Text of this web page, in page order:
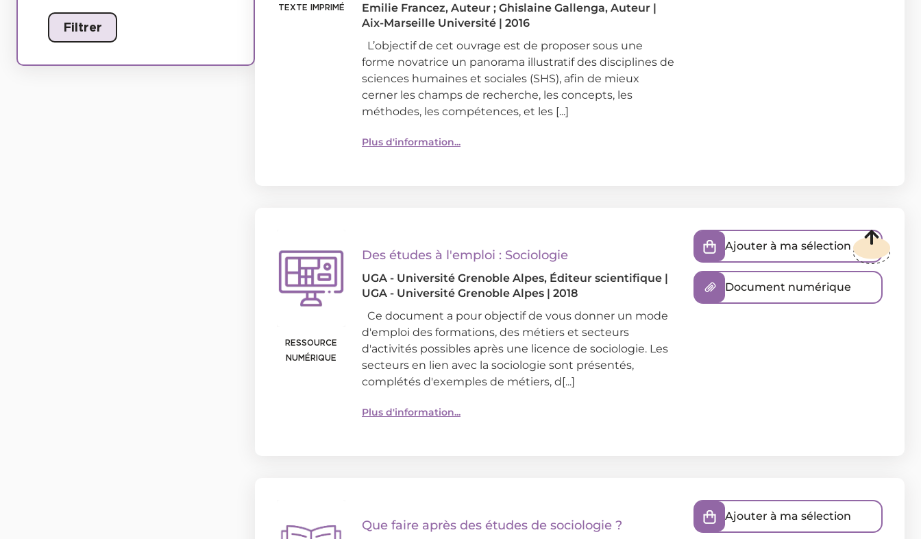
TEXTE IMPRIMÉ Emilie Francez, Auteur ; Ghislaine Gallenga, Auteur |
Aix-Marseille Université | 2016
L’objectif de cet ouvrage est de proposer sous une
forme novatrice un panorama illustratif des disciplines de
sciences humaines et sociales (SHS), afin de mieux
cerner les champs de recherche, les concepts, les
méthodes, les compétences, et les [...]
Plus d'information...
RESSOURCE
NUMÉRIQUE
Des études à l'emploi : Sociologie
UGA - Université Grenoble Alpes, Éditeur scientifique |
UGA - Université Grenoble Alpes | 2018
Ce document a pour objectif de vous donner un mode
d'emploi des formations, des métiers et secteurs
d'activités possibles après une licence de sociologie. Les
secteurs en lien avec la sociologie sont présentés,
complétés d'exemples de métiers, d[...]
Plus d'information...
Ajouter à ma sélection
Document numérique
Que faire après des études de sociologie ?
Ajouter à ma sélection